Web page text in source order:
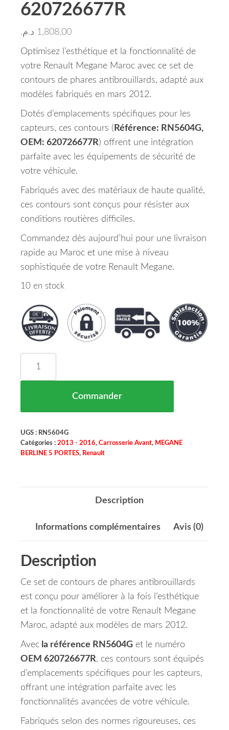
620726677R
1,808.00 د.م.
Optimisez l’esthétique et la fonctionnalité de
votre Renault Megane Maroc avec ce set de
contours de phares antibrouillards, adapté aux
modèles fabriqués en mars 2012.
Dotés d’emplacements spécifiques pour les
capteurs, ces contours ( Référence: RN5604G,
OEM: 620726677R) offrent une intégration
parfaite avec les équipements de sécurité de
votre véhicule.
Fabriqués avec des matériaux de haute qualité,
ces contours sont conçus pour résister aux
conditions routières difficiles.
Commandez dès aujourd’hui pour une livraison
rapide au Maroc et une mise à niveau
sophistiquée de votre Renault Megane.
10 en stock
Commander
UGS : RN5604G
Catégories : 2013 - 2016, Carrosserie Avant, MEGANE
BERLINE 5 PORTES, Renault
Description
Informations complémentaires Avis (0)
Description
Ce set de contours de phares antibrouillards
est conçu pour améliorer à la fois l’esthétique
et la fonctionnalité de votre Renault Megane
Maroc, adapté aux modèles de mars 2012.
Avec la référence RN5604G et le numéro
OEM 620726677R, ces contours sont équipés
d’emplacements spécifiques pour les capteurs,
offrant une intégration parfaite avec les
fonctionnalités avancées de votre véhicule.
Fabriqués selon des normes rigoureuses, ces